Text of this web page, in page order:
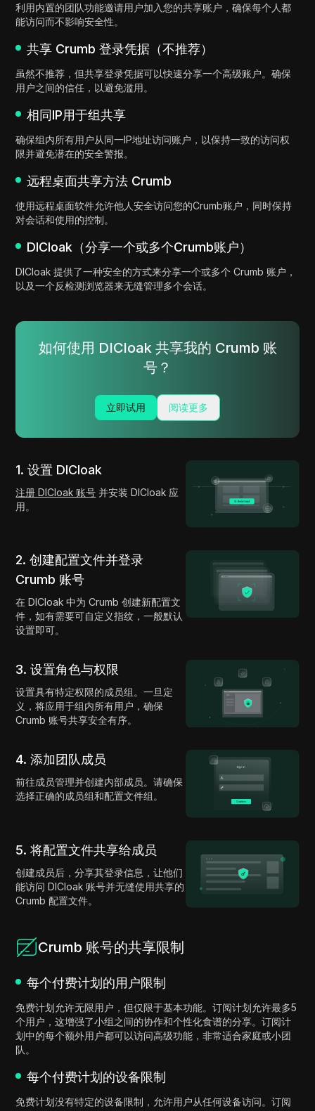
利用内置的团队功能邀请用户加入您的共享账户，确保每个人都
能访问而不影响安全性。
共享 Crumb 登录凭据（不推荐）
虽然不推荐，但共享登录凭据可以快速分享一个高级账户。确保
用户之间的信任，以避免滥用。
相同IP用于组共享
确保组内所有用户从同一IP地址访问账户，以保持一致的访问权
限并避免潜在的安全警报。
远程桌面共享方法 Crumb
使用远程桌面软件允许他人安全访问您的Crumb账户，同时保持
对会话和使用的控制。
DICloak（分享一个或多个Crumb账户）
DICloak 提供了一种安全的方式来分享一个或多个 Crumb 账户，
以及一个反检测浏览器来无缝管理多个会话。
如何使用 DICloak 共享我的 Crumb 账
号？
立即试用 阅读更多
1. 设置 DICloak
注册 DICloak 账号 并安装 DICloak 应
用。
2. 创建配置文件并登录
Crumb 账号
在 DICloak 中为 Crumb 创建新配置文
件，如有需要可自定义指纹，一般默认
设置即可。
3. 设置角色与权限
设置具有特定权限的成员组。一旦定
义，将应用于组内所有用户，确保
Crumb 账号共享安全有序。
4. 添加团队成员
前往成员管理并创建内部成员。请确保
选择正确的成员组和配置文件组。
5. 将配置文件共享给成员
创建成员后，分享其登录信息，让他们
能访问 DICloak 账号并无缝使用共享的
Crumb 配置文件。
Crumb 账号的共享限制
每个付费计划的用户限制
免费计划允许无限用户，但仅限于基本功能。订阅计划允许最多5
个用户，这增强了小组之间的协作和个性化食谱的分享。订阅计
划中的每个额外用户都可以访问高级功能，非常适合家庭或小团
队。
每个付费计划的设备限制
免费计划没有特定的设备限制，允许用户从任何设备访问。订阅